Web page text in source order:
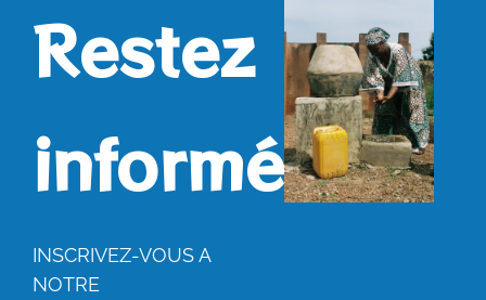
Restez
informés.
INSCRIVEZ-VOUS A
NOTRE